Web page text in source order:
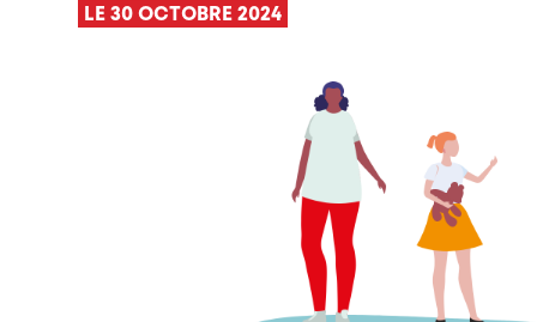
LE 30 OCTOBRE 2024